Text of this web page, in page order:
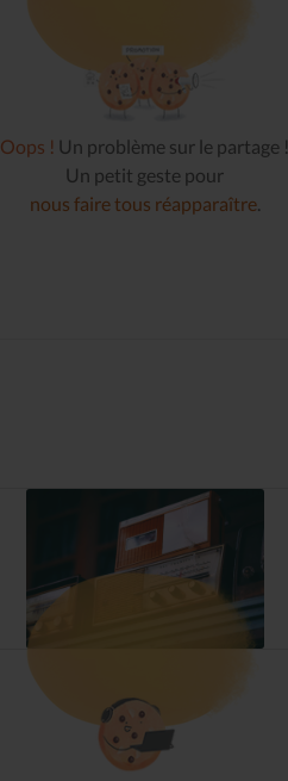
Oops ! Un problème sur le partage !
Un petit geste pour
nous faire tous réapparaître.